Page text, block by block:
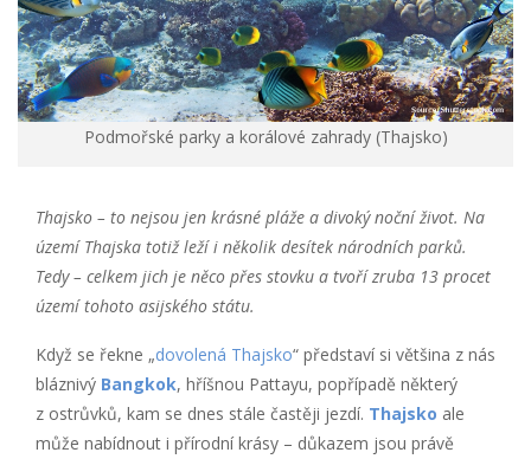
Podmořské parky a korálové zahrady (Thajsko)
Thajsko – to nejsou jen krásné pláže a divoký noční život. Na
území Thajska totiž leží i několik desítek národních parků.
Tedy – celkem jich je něco přes stovku a tvoří zruba 13 procet
území tohoto asijského státu.
Když se řekne „dovolená Thajsko“ představí si většina z nás
bláznivý Bangkok, hříšnou Pattayu, popřípadě některý
z ostrůvků, kam se dnes stále častěji jezdí. Thajsko ale
může nabídnout i přírodní krásy – důkazem jsou právě